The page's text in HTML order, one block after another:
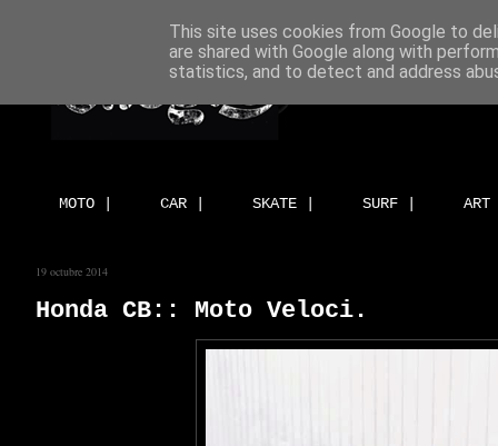
MOTO | CAR | SKATE | SURF |
19 octubre 2014
Honda CB:: Moto Veloci.
This site uses cookies from Google to
are shared with Google along with
statistics, and to detect and address